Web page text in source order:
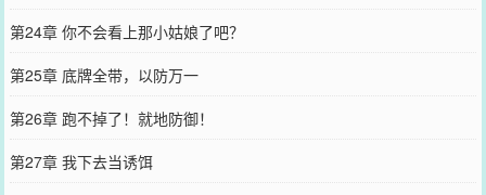
第24章 你不会看上那小姑娘了吧？
第25章 底牌全带，以防万一
第26章 跑不掉了！就地防御！
第27章 我下去当诱饵